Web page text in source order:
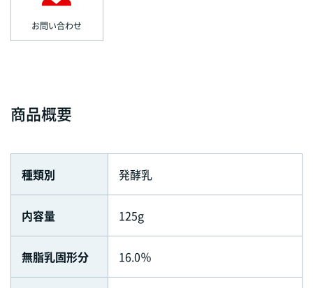
お問い合わせ
商品概要
種類別 発酵乳
内容量 125g
無脂乳固形分 16.0％